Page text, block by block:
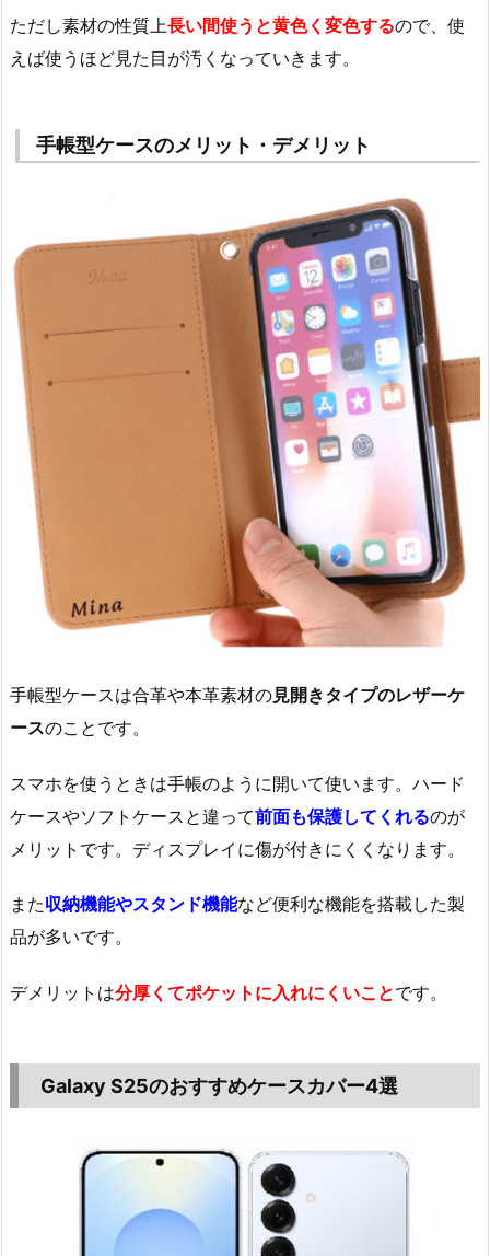
ただし素材の性質上長い間使うと黄色く変色するので、使
えば使うほど見た目が汚くなっていきます。
手帳型ケースのメリット・デメリット
手帳型ケースは合革や本革素材の見開きタイプのレザーケ
ースのことです。
スマホを使うときは手帳のように開いて使います。ハード
ケースやソフトケースと違って前面も保護してくれるのが
メリットです。ディスプレイに傷が付きにくくなります。
また収納機能やスタンド機能など便利な機能を搭載した製
品が多いです。
デメリットは分厚くてポケットに入れにくいことです。
Galaxy S25のおすすめケースカバー4選